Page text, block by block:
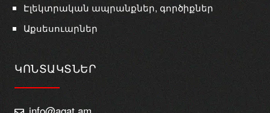
Էլեկտրական ապրանքներ, գործիքներ
Աքսեսուարներ
ԿՈՆՏԱԿՏՆԵՐ